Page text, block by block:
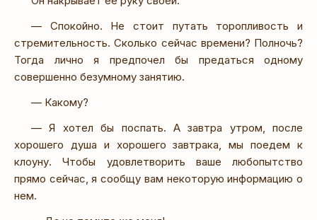
— Спокойно. Не стоит путать торопливость и
стремительность. Сколько сейчас времени? Полночь?
Тогда лично я предпочел бы предаться одному
совершенно безумному занятию.
— Какому?
— Я хотел бы поспать. А завтра утром, после
хорошего душа и хорошего завтрака, мы поедем к
клоуну. Чтобы удовлетворить ваше любопытство
прямо сейчас, я сообщу вам некоторую информацию о
нем.